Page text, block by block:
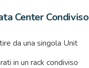
Center Condiviso
da una singola Unit
in un rack condiviso